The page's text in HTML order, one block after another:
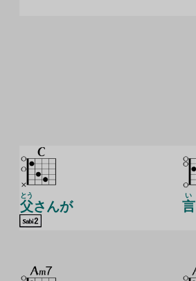
父
とう
さんが 言
い